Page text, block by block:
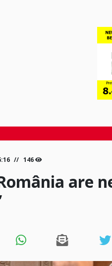
146
are